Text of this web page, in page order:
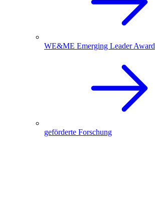
WE&ME Emerging Leader Award
geförderte Forschung